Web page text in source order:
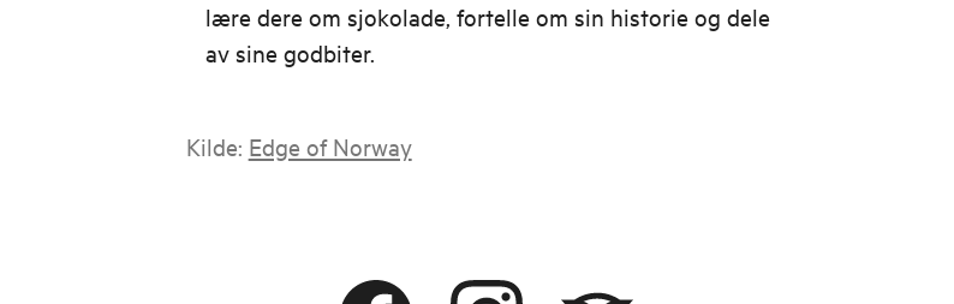
lære dere om sjokolade, fortelle om sin historie og dele
av sine godbiter.
Kilde: Edge of Norway